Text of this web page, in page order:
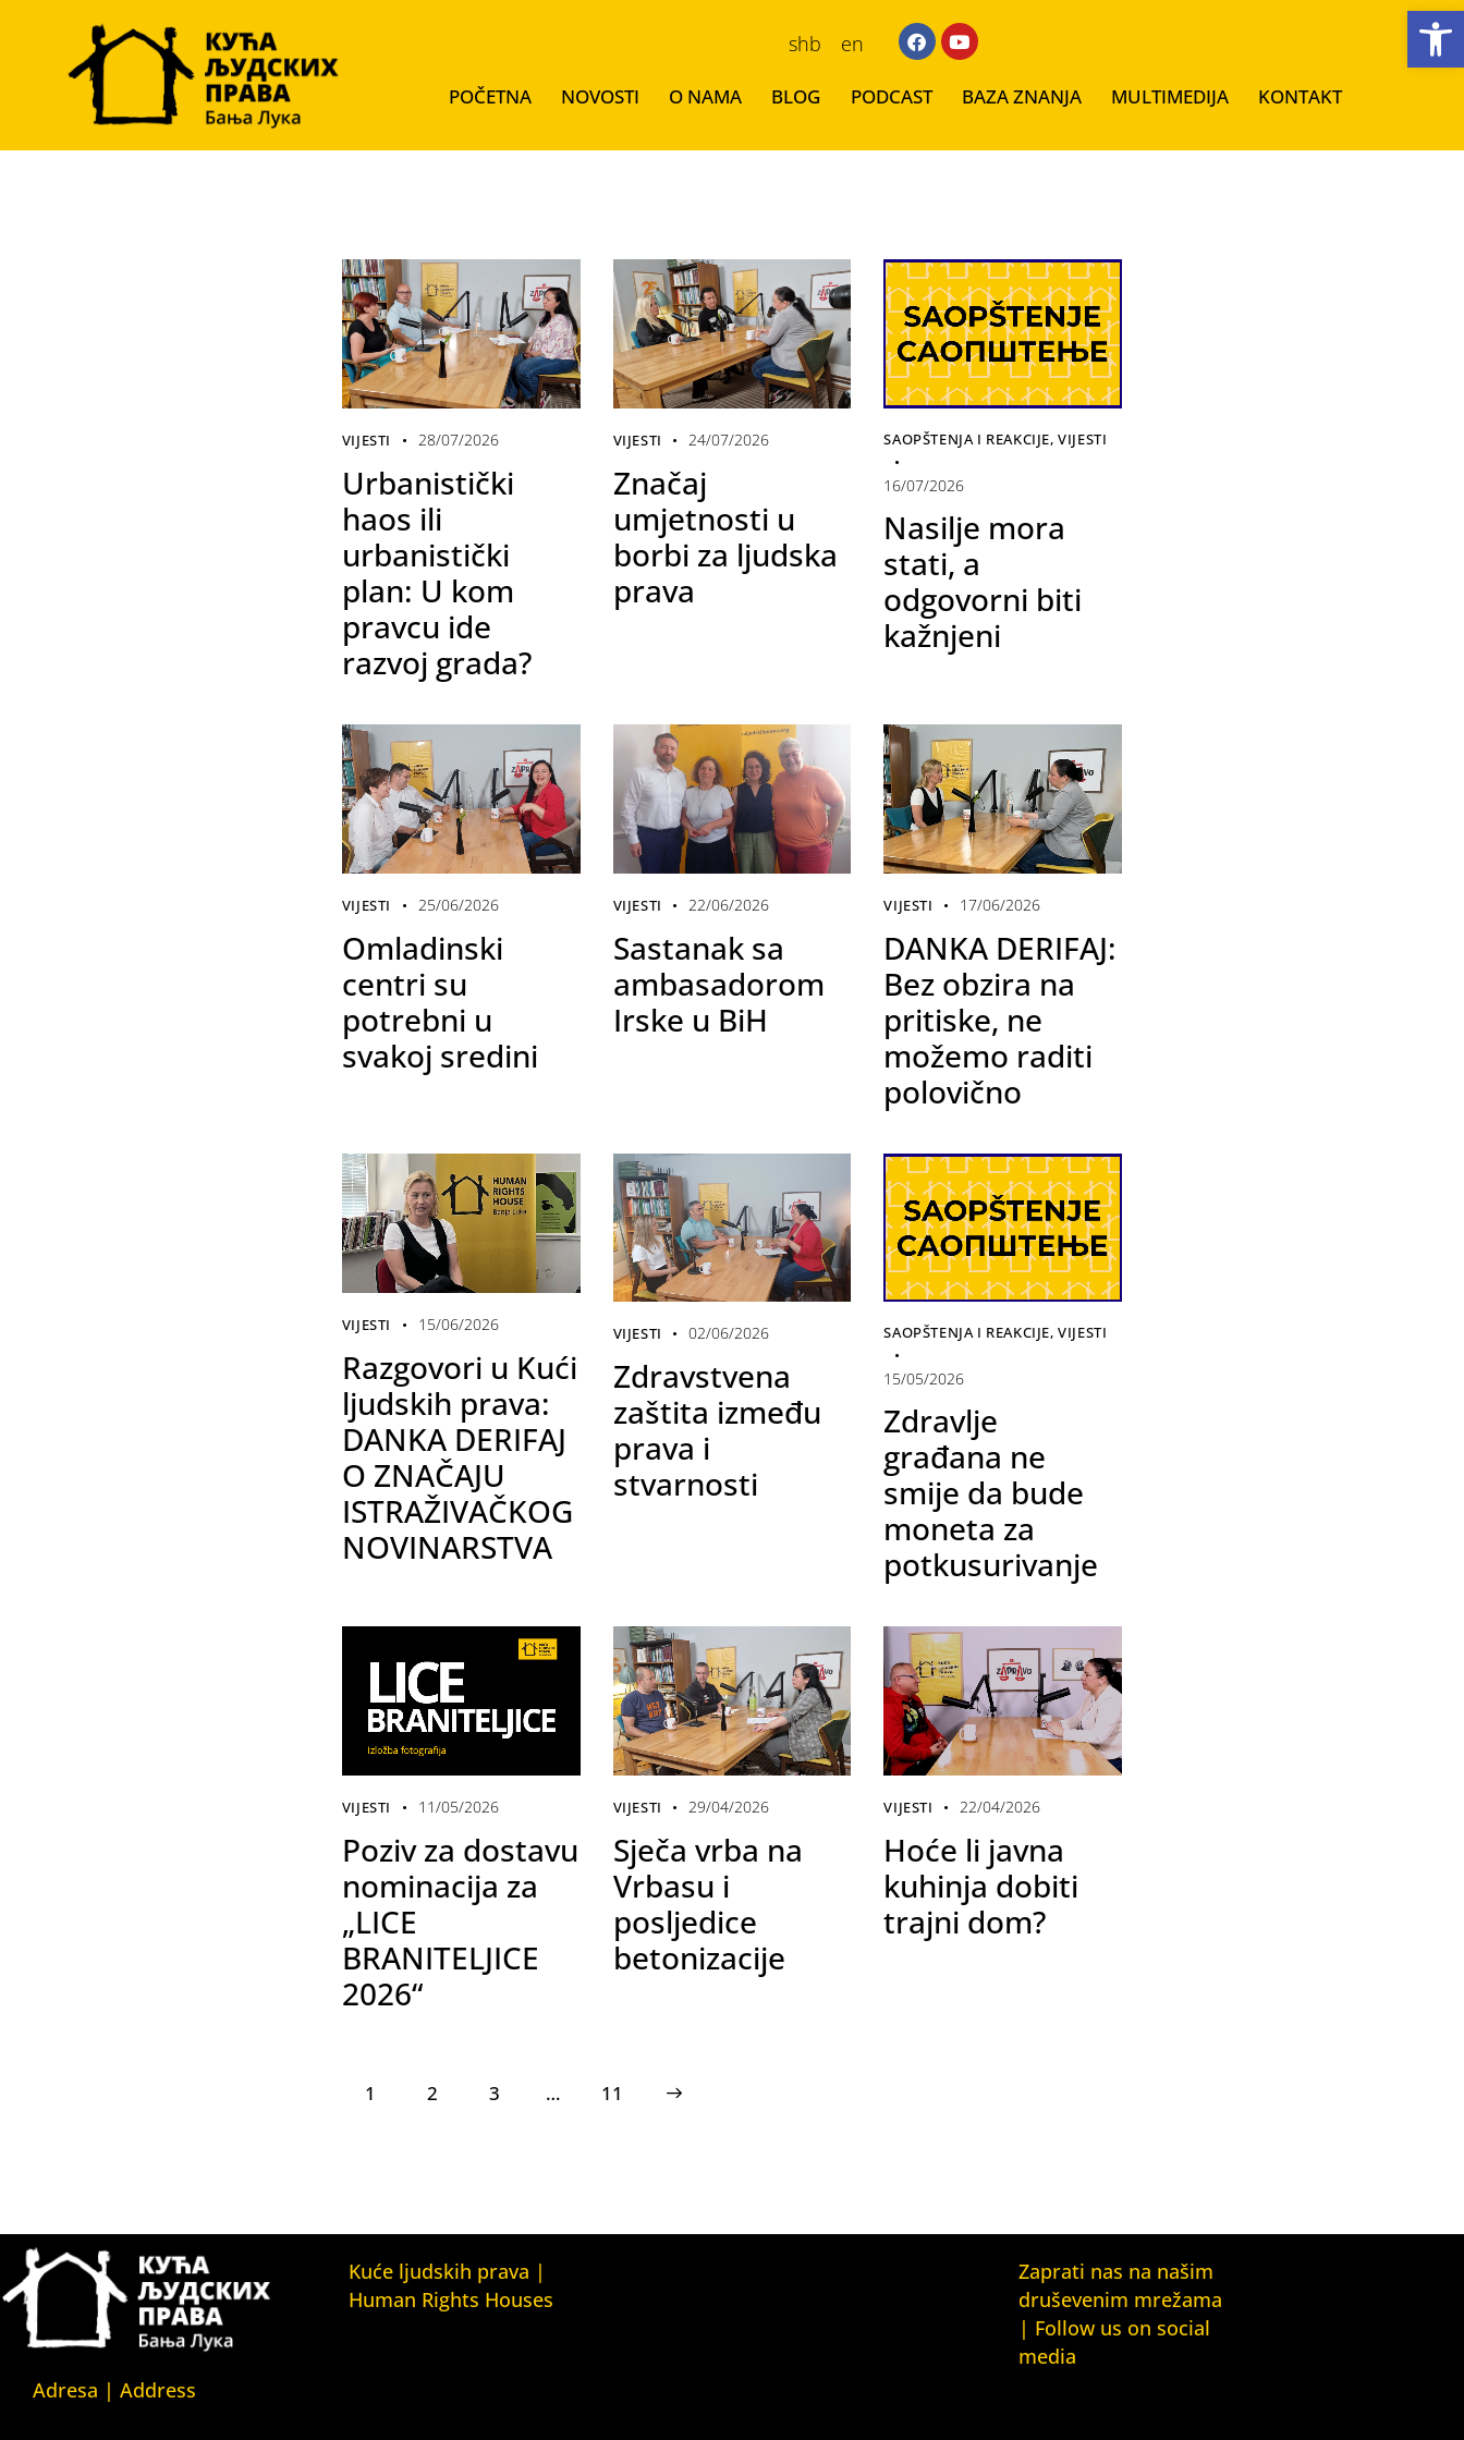
Open toolbar
shb en
POČETNA NOVOSTI O NAMA BLOG PODCAST BAZA ZNANJA MULTIMEDIJA KONTAKT
VIJESTI 28/07/2026
Urbanistički
haos ili
urbanistički
plan: U kom
pravcu ide
razvoj grada?
VIJESTI 24/07/2026
Značaj
umjetnosti u
borbi za ljudska
prava
SAOPŠTENJA I REAKCIJE,VIJESTI
16/07/2026
Nasilje mora
stati, a
odgovorni biti
kažnjeni
VIJESTI 25/06/2026
Omladinski
centri su
potrebni u
svakoj sredini
VIJESTI 22/06/2026
Sastanak sa
ambasadorom
Irske u BiH
VIJESTI 17/06/2026
DANKA DERIFAJ:
Bez obzira na
pritiske, ne
možemo raditi
polovično
VIJESTI 15/06/2026
Razgovori u Kući
ljudskih prava:
DANKA DERIFAJ
O ZNAČAJU
ISTRAŽIVAČKOG
NOVINARSTVA
VIJESTI 02/06/2026
Zdravstvena
zaštita između
prava i
stvarnosti
SAOPŠTENJA I REAKCIJE,VIJESTI
15/05/2026
Zdravlje
građana ne
smije da bude
moneta za
potkusurivanje
VIJESTI 11/05/2026
Poziv za dostavu
nominacija za
„LICE
BRANITELJICE
2026“
VIJESTI 29/04/2026
Sječa vrba na
Vrbasu i
posljedice
betonizacije
VIJESTI 22/04/2026
Hoće li javna
kuhinja dobiti
trajni dom?
1 2 3 … 11
>
Adresa | Address
Kuće ljudskih prava |
Human Rights Houses
Zaprati nas na našim
druševenim mrežama
| Follow us on social
media